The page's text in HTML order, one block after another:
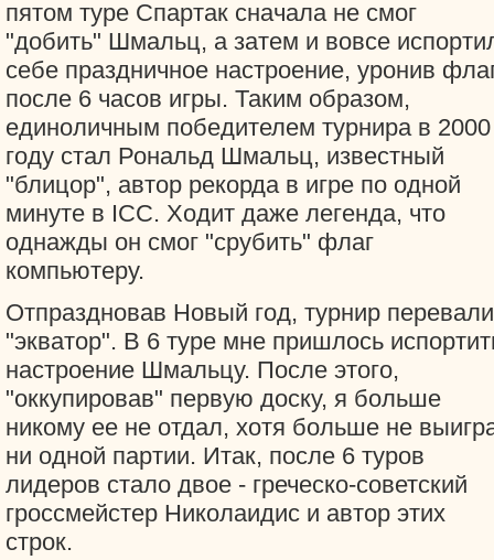
пятом туре Спартак сначала не смог
"добить" Шмальц, а затем и вовсе
себе праздничное настроение, уронив
после 6 часов игры. Таким образом,
единоличным победителем турнира в 2000
году стал Рональд Шмальц, известный
"блицор", автор рекорда в игре по одной
минуте в ICC. Ходит даже легенда, что
однажды он смог "срубить" флаг
компьютеру.
Отпраздновав Новый год, турнир
"экватор". В 6 туре мне пришлось
настроение Шмальцу. После этого,
"оккупировав" первую доску, я больше
никому ее не отдал, хотя больше не
ни одной партии. Итак, после 6 туров
лидеров стало двое - греческо-советский
гроссмейстер Николаидис и автор этих
строк.